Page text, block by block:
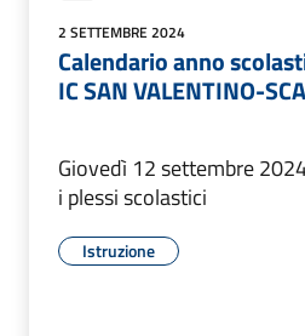
2 SETTEMBRE 2024
Calendario anno
IC SAN VALENTINO-
Giovedì 12 settembre
i plessi scolastici
Istruzione